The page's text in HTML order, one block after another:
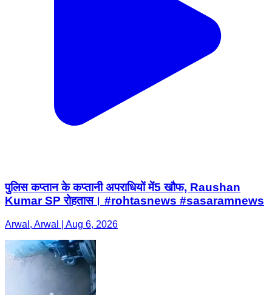
पुलिस कप्तान के कप्तानी अपराधियों में5 खौफ, Raushan
Kumar SP रोहतास। #rohtasnews #sasaramnews
Arwal, Arwal | Aug 6, 2026